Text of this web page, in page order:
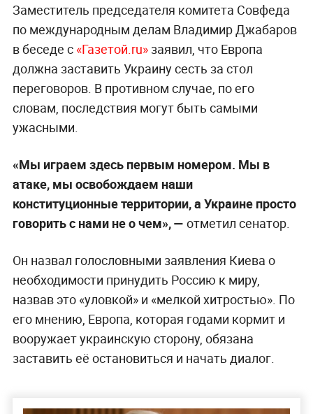
Заместитель председателя комитета Совфеда
по международным делам Владимир Джабаров
в беседе с «Газетой.ru»заявил, что Европа
должна заставить Украину сесть за стол
переговоров. В противном случае, по его
словам, последствия могут быть самыми
ужасными.
«Мы играем здесь первым номером. Мы в
атаке, мы освобождаем наши
конституционные территории, а Украине просто
говорить с нами не о чем», — отметил сенатор.
Он назвал голословными заявления Киева о
необходимости принудить Россию к миру,
назвав это «уловкой» и «мелкой хитростью». По
его мнению, Европа, которая годами кормит и
вооружает украинскую сторону, обязана
заставить её остановиться и начать диалог.